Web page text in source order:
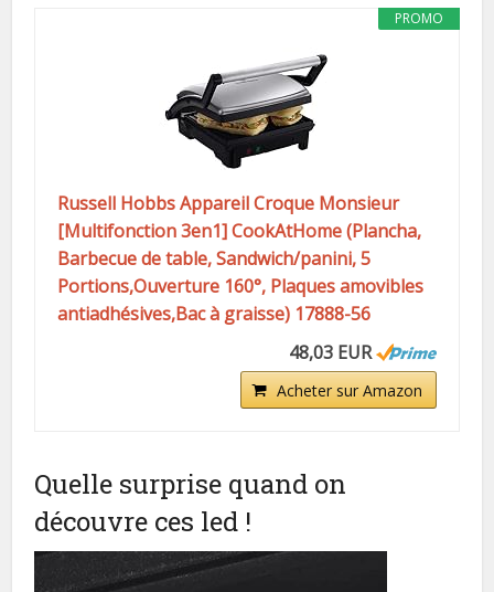
PROMO
Russell Hobbs Appareil Croque Monsieur
[Multifonction 3en1] CookAtHome (Plancha,
Barbecue de table, Sandwich/panini, 5
Portions,Ouverture 160°, Plaques amovibles
antiadhésives,Bac à graisse) 17888-56
48,03 EUR
Acheter sur Amazon
Quelle surprise quand on
découvre ces led !